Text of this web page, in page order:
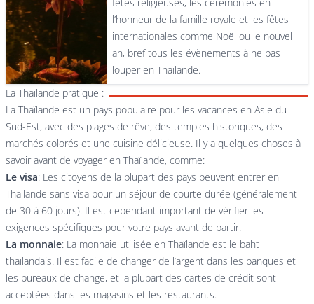
l’honneur de la famille royale et les fêtes
internationales comme Noël ou le nouvel
an, bref tous les évènements à ne pas
louper en Thaïlande.
La Thaïlande pratique :
La Thaïlande est un pays populaire pour les vacances en Asie du
Sud-Est, avec des plages de rêve, des temples historiques, des
marchés colorés et une cuisine délicieuse. Il y a quelques choses à
savoir avant de voyager en Thaïlande, comme:
Le visa: Les citoyens de la plupart des pays peuvent entrer en
Thaïlande sans visa pour un séjour de courte durée (généralement
de 30 à 60 jours). Il est cependant important de vérifier les
exigences spécifiques pour votre pays avant de partir.
La monnaie: La monnaie utilisée en Thaïlande est le baht
thaïlandais. Il est facile de changer de l’argent dans les banques et
les bureaux de change, et la plupart des cartes de crédit sont
acceptées dans les magasins et les restaurants.